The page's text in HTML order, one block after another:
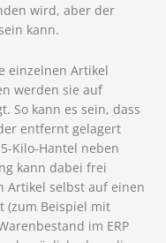
wird, aber der
kann.
einzelnen Artikel
werden sie auf
So kann es sein, dass
entfernt gelagert
Kilo-Hantel neben
kann dabei frei
Artikel selbst auf einen
(zum Beispiel mit
im ERP